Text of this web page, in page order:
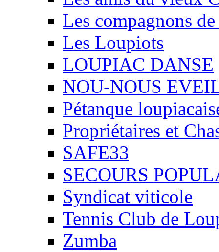
Les compagnons
Les Loupiots
LOUPIAC DANSE
NOU-NOUS
Pétanque
Propriétaires et
SAFE33
SECOURS
Syndicat viticole
Tennis Club de
Zumba